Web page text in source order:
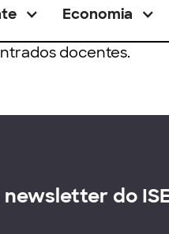
Economia
docentes.
do